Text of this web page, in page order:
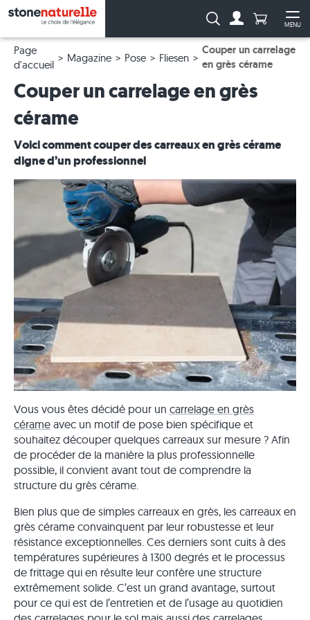
MENU
Recherche :Anzahl
Page
d'accueil
Magazine Pose Fliesen
Couper un carrelage
en grès cérame
Couper un carrelage en grès
cérame
Voici comment couper des carreaux en grès cérame
digne d’un professionnel
Vous vous êtes décidé pour un carrelage en grès
cérame avec un motif de pose bien spécifique et
souhaitez découper quelques carreaux sur mesure ? Afin
de procéder de la manière la plus professionnelle
possible, il convient avant tout de comprendre la
structure du grès cérame.
Bien plus que de simples carreaux en grès, les carreaux en
grès cérame convainquent par leur robustesse et leur
résistance exceptionnelles. Ces derniers sont cuits à des
températures supérieures à 1300 degrés et le processus
de frittage qui en résulte leur confère une structure
extrêmement solide. C’est un grand avantage, surtout
pour ce qui est de l’entretien et de l’usage au quotidien